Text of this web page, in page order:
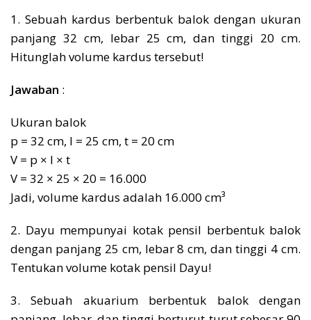
1. Sebuah kardus berbentuk balok dengan ukuran
panjang 32 cm, lebar 25 cm, dan tinggi 20 cm.
Hitunglah volume kardus tersebut!
Jawaban :
Ukuran balok
p = 32 cm, l = 25 cm, t = 20 cm
V = p × l × t
V = 32 × 25 × 20 = 16.000
Jadi, volume kardus adalah 16.000 cm³
2. Dayu mempunyai kotak pensil berbentuk balok
dengan panjang 25 cm, lebar 8 cm, dan tinggi 4 cm.
Tentukan volume kotak pensil Dayu!
3. Sebuah akuarium berbentuk balok dengan